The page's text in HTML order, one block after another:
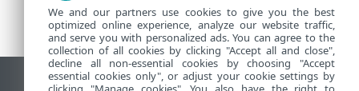
We and our partners use cookies to give you the best
optimized online experience, analyze our website traffic,
and serve you with personalized ads. You can agree to the
collection of all cookies by clicking "Accept all and close",
decline all non-essential cookies by choosing "Accept
essential cookies only", or adjust your cookie settings by